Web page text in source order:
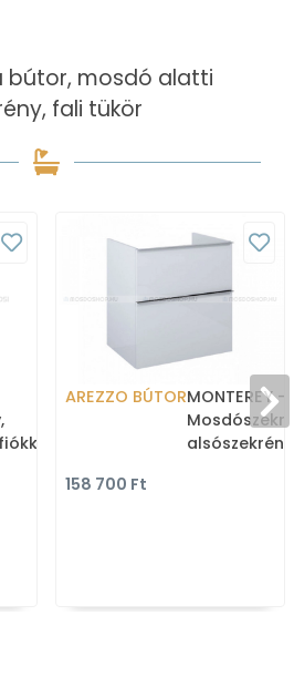
bútor, mosdó alatti
fali tükör
AREZZO BÚTORMONTEREY -
alsószekrény
158 700 Ft